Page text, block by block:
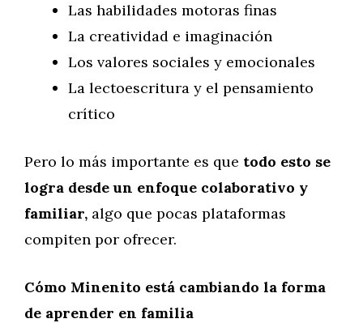
Las habilidades motoras finas
La creatividad e imaginación
Los valores sociales y emocionales
La lectoescritura y el pensamiento
crítico
Pero lo más importante es que todo esto se
logra desde un enfoque colaborativo y
familiar, algo que pocas plataformas
compiten por ofrecer.
Cómo Minenito está cambiando la forma
de aprender en familia